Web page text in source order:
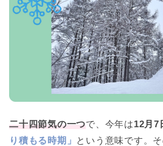
二十四節気の一つで、今年は12月7
り積もる時期」 という意味です。